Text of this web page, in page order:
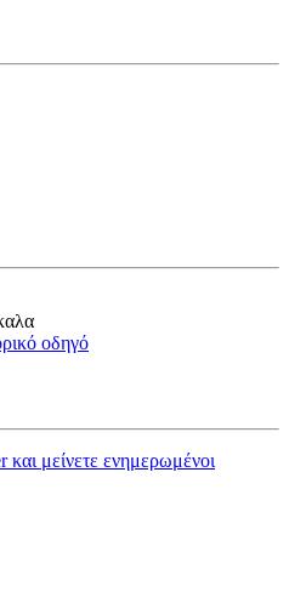
οδηγό
μείνετε ενημερωμένοι